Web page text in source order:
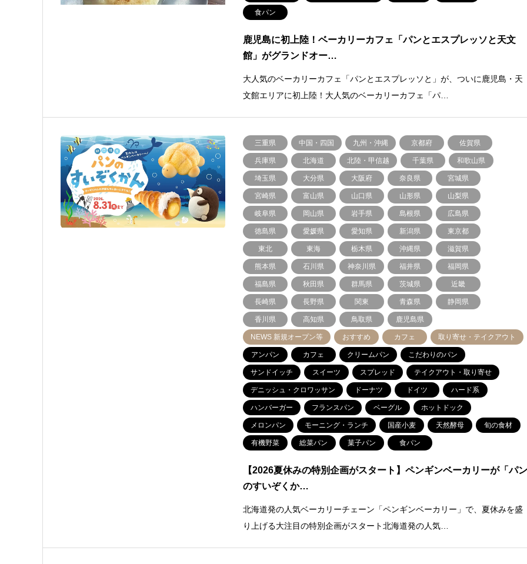
食パン
鹿児島に初上陸！ベーカリーカフェ「パンとエスプレッソと天文
館」がグランドオー…
大人気のベーカリーカフェ「パンとエスプレッソと」が、ついに鹿児島・天
文館エリアに初上陸！大人気のベーカリーカフェ「パ…
三重県 中国・四国 九州・沖縄 京都府 佐賀県
兵庫県 北海道 北陸・甲信越 千葉県 和歌山県
埼玉県 大分県 大阪府 奈良県 宮城県
宮崎県 富山県 山口県 山形県 山梨県
岐阜県 岡山県 岩手県 島根県 広島県
徳島県 愛媛県 愛知県 新潟県 東京都
東北 東海 栃木県 沖縄県 滋賀県
熊本県 石川県 神奈川県 福井県 福岡県
福島県 秋田県 群馬県 茨城県 近畿
長崎県 長野県 関東 青森県 静岡県
香川県 高知県 鳥取県 鹿児島県
NEWS 新規オープン等 おすすめ カフェ 取り寄せ・テイクアウト
アンパン カフェ クリームパン こだわりのパン
サンドイッチ スイーツ スプレッド テイクアウト・取り寄せ
デニッシュ・クロワッサン ドーナツ ドイツ ハード系
ハンバーガー フランスパン ベーグル ホットドック
メロンパン モーニング・ランチ 国産小麦 天然酵母 旬の食材
有機野菜 総菜パン 菓子パン 食パン
【2026夏休みの特別企画がスタート】ペンギンベーカリーが「パ
のすいぞくか…
北海道発の人気ベーカリーチェーン「ペンギンベーカリー」で、夏休みを盛
り上げる大注目の特別企画がスタート北海道発の人気…